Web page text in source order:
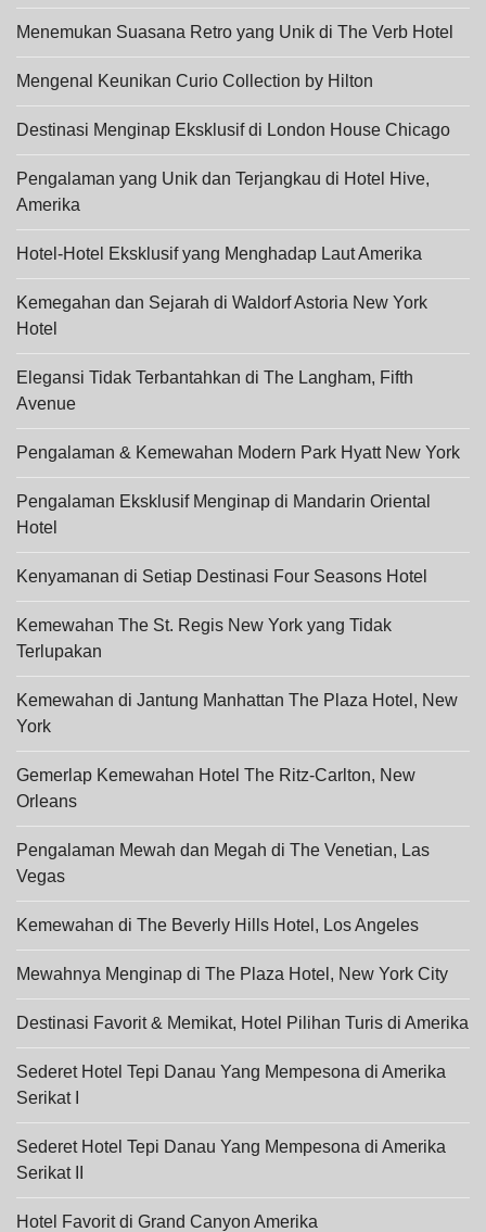
Menemukan Suasana Retro yang Unik di The Verb Hotel
Mengenal Keunikan Curio Collection by Hilton
Destinasi Menginap Eksklusif di London House Chicago
Pengalaman yang Unik dan Terjangkau di Hotel Hive,
Amerika
Hotel-Hotel Eksklusif yang Menghadap Laut Amerika
Kemegahan dan Sejarah di Waldorf Astoria New York
Hotel
Elegansi Tidak Terbantahkan di The Langham, Fifth
Avenue
Pengalaman & Kemewahan Modern Park Hyatt New York
Pengalaman Eksklusif Menginap di Mandarin Oriental
Hotel
Kenyamanan di Setiap Destinasi Four Seasons Hotel
Kemewahan The St. Regis New York yang Tidak
Terlupakan
Kemewahan di Jantung Manhattan The Plaza Hotel, New
York
Gemerlap Kemewahan Hotel The Ritz-Carlton, New
Orleans
Pengalaman Mewah dan Megah di The Venetian, Las
Vegas
Kemewahan di The Beverly Hills Hotel, Los Angeles
Mewahnya Menginap di The Plaza Hotel, New York City
Destinasi Favorit & Memikat, Hotel Pilihan Turis di Amerika
Sederet Hotel Tepi Danau Yang Mempesona di Amerika
Serikat I
Sederet Hotel Tepi Danau Yang Mempesona di Amerika
Serikat II
Hotel Favorit di Grand Canyon Amerika